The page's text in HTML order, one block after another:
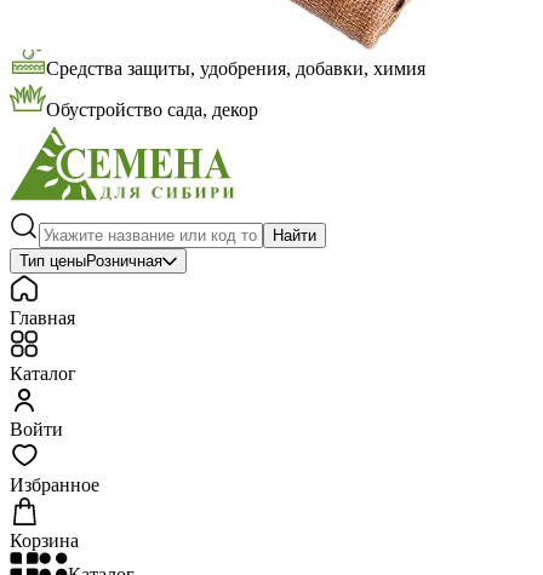
Средства защиты, удобрения, добавки, химия
Обустройство сада, декор
Найти
Тип ценыРозничная
Главная
Каталог
Войти
Избранное
Корзина